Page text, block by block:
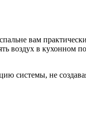
вам
воздух в кухонном
системы, не